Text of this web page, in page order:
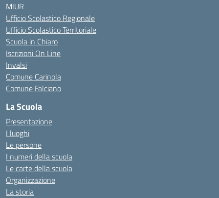
MIUR
Ufficio Scolastico Regionale
Ufficio Scolastico Territoriale
Scuola in Chiaro
Iscrizioni On Line
Invalsi
Comune Carinola
Comune Falciano
La Scuola
Presentazione
I luoghi
Le persone
I numeri della scuola
Le carte della scuola
Organizzazione
La storia